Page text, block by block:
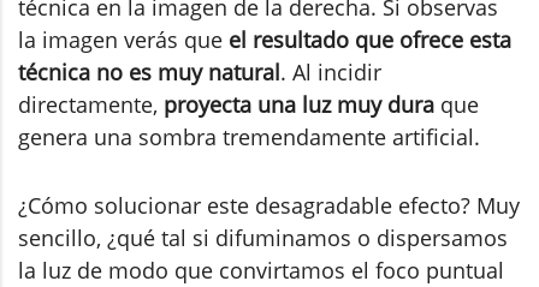
técnica en la imagen de la derecha. Si observas
la imagen verás que el resultado que ofrece esta
técnica no es muy natural. Al incidir
directamente, proyecta una luz muy dura que
genera una sombra tremendamente artificial.
¿Cómo solucionar este desagradable efecto? Muy
sencillo, ¿qué tal si difuminamos o dispersamos
la luz de modo que convirtamos el foco puntual